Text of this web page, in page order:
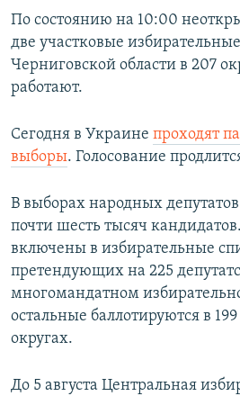
По состоянию на 10:00
две участковые
Черниговской области в 207
работают.
Сегодня в Украине проходят
выборы. Голосование
В выборах народных
почти шесть тысяч
включены в избирательные
претендующих на 225
многомандатном
остальные баллотируются в
округах.
До 5 августа Центральная